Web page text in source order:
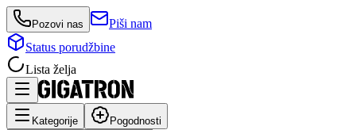
Pozovi nas
Piši nam
Status porudžbine
Lista želja
Kategorije Pogodnosti